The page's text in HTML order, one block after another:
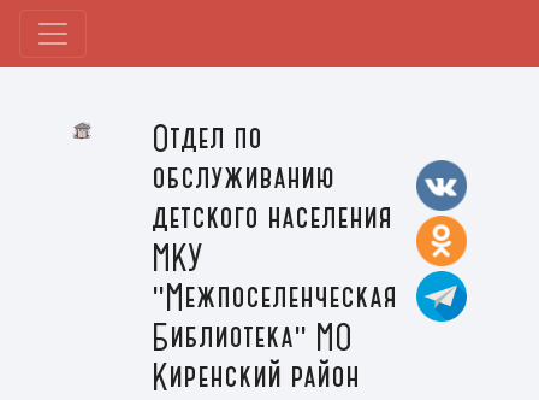
Отдел по
обслуживанию
детского населения
МКУ
"Межпоселенческая
Библиотека" МО
Киренский район